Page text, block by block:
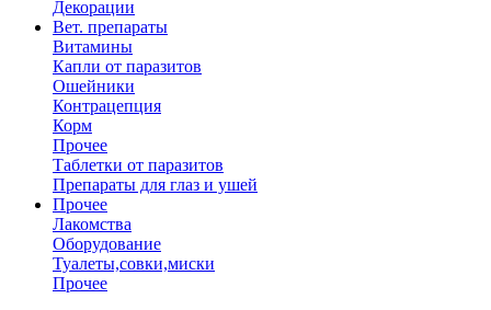
Декорации
Вет. препараты
Витамины
Капли от паразитов
Ошейники
Контрацепция
Корм
Прочее
Таблетки от паразитов
Препараты для глаз и ушей
Прочее
Лакомства
Оборудование
Туалеты,совки,миски
Прочее